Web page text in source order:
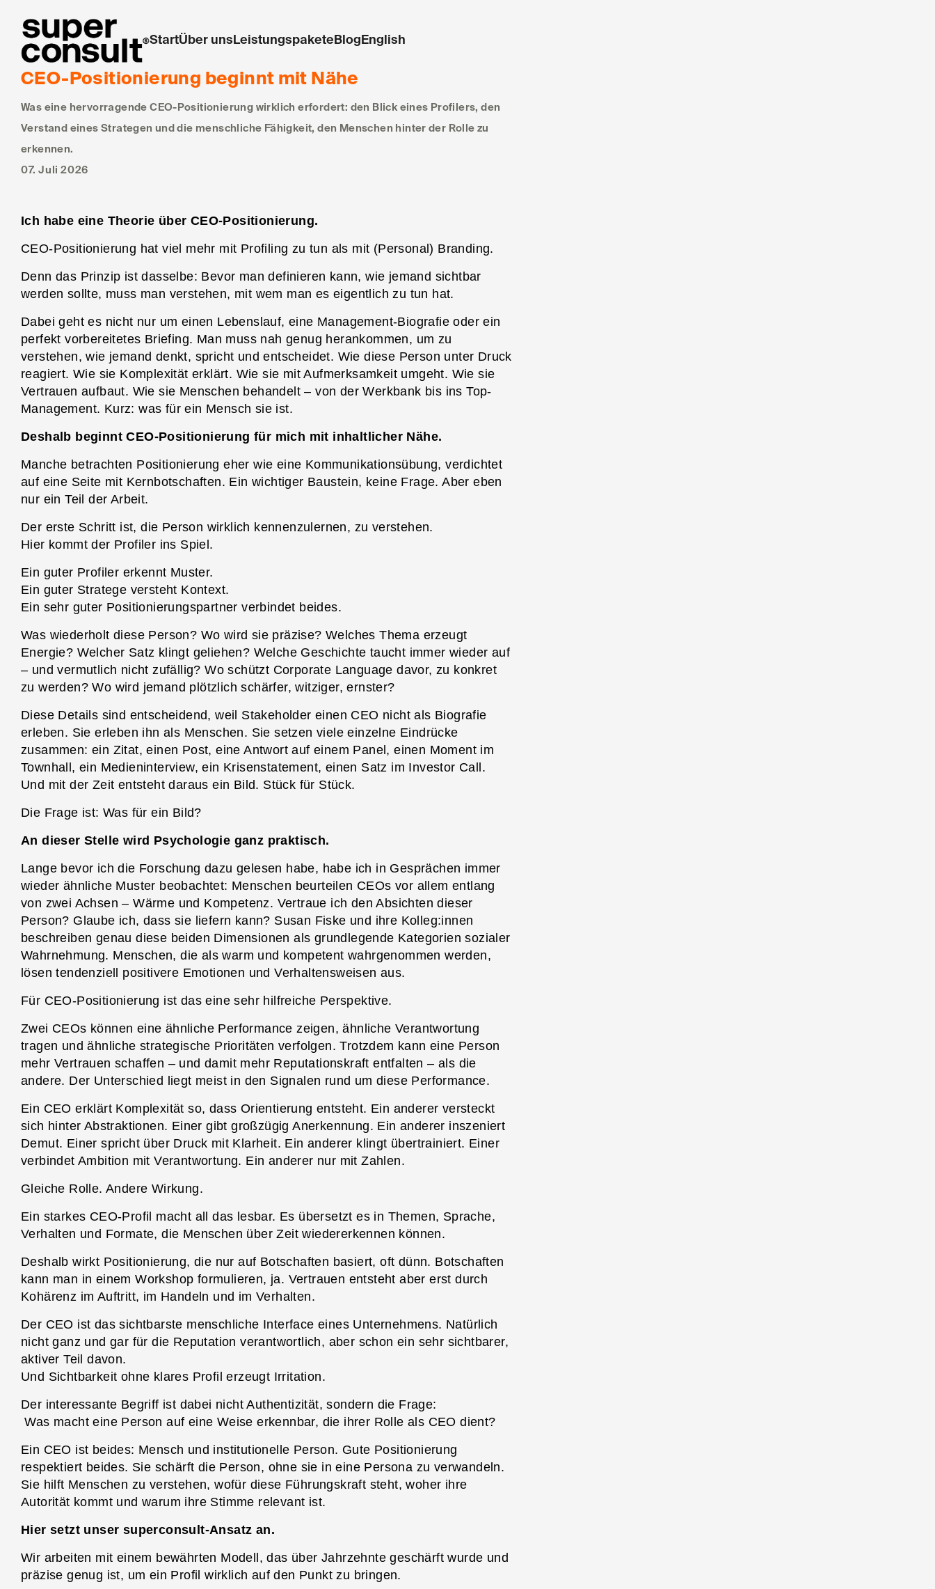
StartÜber uns Leistungspakete Blog English
CEO-Positionierung beginnt mit Nähe
Was eine hervorragende CEO-Positionierung wirklich erfordert: den Blick eines Profilers, den
Verstand eines Strategen und die menschliche Fähigkeit, den Menschen hinter der Rolle zu
erkennen.
07. Juli 2026
Ich habe eine Theorie über CEO-Positionierung.
CEO-Positionierung hat viel mehr mit Profiling zu tun als mit (Personal) Branding.
Denn das Prinzip ist dasselbe: Bevor man definieren kann, wie jemand sichtbar
werden sollte, muss man verstehen, mit wem man es eigentlich zu tun hat.
Dabei geht es nicht nur um einen Lebenslauf, eine Management-Biografie oder ein
perfekt vorbereitetes Briefing. Man muss nah genug herankommen, um zu
verstehen, wie jemand denkt, spricht und entscheidet. Wie diese Person unter Druck
reagiert. Wie sie Komplexität erklärt. Wie sie mit Aufmerksamkeit umgeht. Wie sie
Vertrauen aufbaut. Wie sie Menschen behandelt – von der Werkbank bis ins Top-
Management. Kurz: was für ein Mensch sie ist.
Deshalb beginnt CEO-Positionierung für mich mit inhaltlicher Nähe.
Manche betrachten Positionierung eher wie eine Kommunikationsübung, verdichtet
auf eine Seite mit Kernbotschaften. Ein wichtiger Baustein, keine Frage. Aber eben
nur ein Teil der Arbeit.
Der erste Schritt ist, die Person wirklich kennenzulernen, zu verstehen.
Hier kommt der Profiler ins Spiel.
Ein guter Profiler erkennt Muster.
Ein guter Stratege versteht Kontext.
Ein sehr guter Positionierungspartner verbindet beides.
Was wiederholt diese Person? Wo wird sie präzise? Welches Thema erzeugt
Energie? Welcher Satz klingt geliehen? Welche Geschichte taucht immer wieder auf
– und vermutlich nicht zufällig? Wo schützt Corporate Language davor, zu konkret
zu werden? Wo wird jemand plötzlich schärfer, witziger, ernster?
Diese Details sind entscheidend, weil Stakeholder einen CEO nicht als Biografie
erleben. Sie erleben ihn als Menschen. Sie setzen viele einzelne Eindrücke
zusammen: ein Zitat, einen Post, eine Antwort auf einem Panel, einen Moment im
Townhall, ein Medieninterview, ein Krisenstatement, einen Satz im Investor Call.
Und mit der Zeit entsteht daraus ein Bild. Stück für Stück.
Die Frage ist: Was für ein Bild?
An dieser Stelle wird Psychologie ganz praktisch.
Lange bevor ich die Forschung dazu gelesen habe, habe ich in Gesprächen immer
wieder ähnliche Muster beobachtet: Menschen beurteilen CEOs vor allem entlang
von zwei Achsen – Wärme und Kompetenz. Vertraue ich den Absichten dieser
Person? Glaube ich, dass sie liefern kann? Susan Fiske und ihre Kolleg:innen
beschreiben genau diese beiden Dimensionen als grundlegende Kategorien sozialer
Wahrnehmung. Menschen, die als warm und kompetent wahrgenommen werden,
lösen tendenziell positivere Emotionen und Verhaltensweisen aus.
Für CEO-Positionierung ist das eine sehr hilfreiche Perspektive.
Zwei CEOs können eine ähnliche Performance zeigen, ähnliche Verantwortung
tragen und ähnliche strategische Prioritäten verfolgen. Trotzdem kann eine Person
mehr Vertrauen schaffen – und damit mehr Reputationskraft entfalten – als die
andere. Der Unterschied liegt meist in den Signalen rund um diese Performance.
Ein CEO erklärt Komplexität so, dass Orientierung entsteht. Ein anderer versteckt
sich hinter Abstraktionen. Einer gibt großzügig Anerkennung. Ein anderer inszeniert
Demut. Einer spricht über Druck mit Klarheit. Ein anderer klingt übertrainiert. Einer
verbindet Ambition mit Verantwortung. Ein anderer nur mit Zahlen.
Gleiche Rolle. Andere Wirkung.
Ein starkes CEO-Profil macht all das lesbar. Es übersetzt es in Themen, Sprache,
Verhalten und Formate, die Menschen über Zeit wiedererkennen können.
Deshalb wirkt Positionierung, die nur auf Botschaften basiert, oft dünn. Botschaften
kann man in einem Workshop formulieren, ja. Vertrauen entsteht aber erst durch
Kohärenz im Auftritt, im Handeln und im Verhalten.
Der CEO ist das sichtbarste menschliche Interface eines Unternehmens. Natürlich
nicht ganz und gar für die Reputation verantwortlich, aber schon ein sehr sichtbarer,
aktiver Teil davon.
Und Sichtbarkeit ohne klares Profil erzeugt Irritation.
Der interessante Begriff ist dabei nicht Authentizität, sondern die Frage:
Was macht eine Person auf eine Weise erkennbar, die ihrer Rolle als CEO dient?
Ein CEO ist beides: Mensch und institutionelle Person. Gute Positionierung
respektiert beides. Sie schärft die Person, ohne sie in eine Persona zu verwandeln.
Sie hilft Menschen zu verstehen, wofür diese Führungskraft steht, woher ihre
Autorität kommt und warum ihre Stimme relevant ist.
Hier setzt unser superconsult-Ansatz an.
Wir arbeiten mit einem bewährten Modell, das über Jahrzehnte geschärft wurde und
präzise genug ist, um ein Profil wirklich auf den Punkt zu bringen.